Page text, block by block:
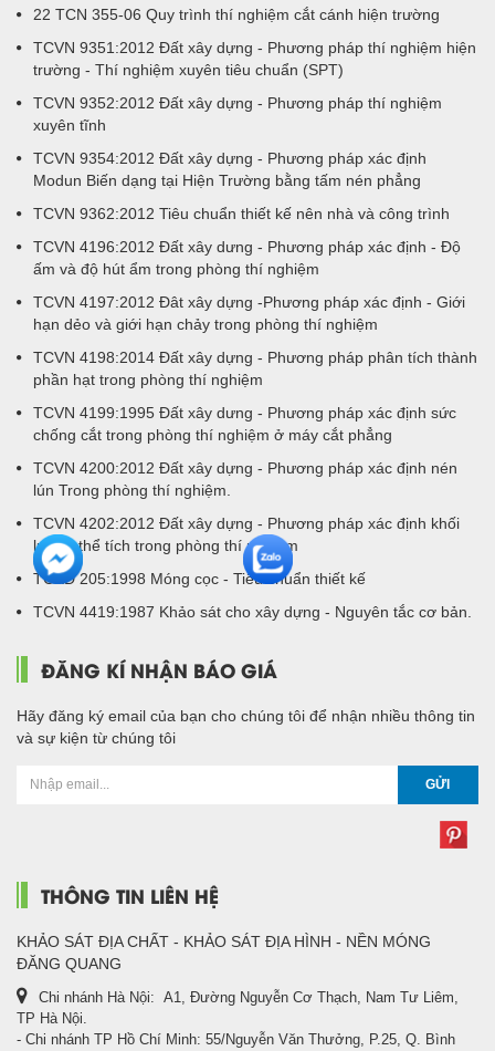
22 TCN 355-06 Quy trình thí nghiệm cắt cánh hiện trường
TCVN 9351:2012 Đất xây dựng - Phương pháp thí nghiệm hiện
trường - Thí nghiệm xuyên tiêu chuẩn (SPT)
TCVN 9352:2012 Đất xây dựng - Phương pháp thí nghiệm
xuyên tĩnh
TCVN 9354:2012 Đất xây dựng - Phương pháp xác định
Modun Biến dạng tại Hiện Trường bằng tấm nén phẳng
TCVN 9362:2012 Tiêu chuẩn thiết kế nên nhà và công trình
TCVN 4196:2012 Đất xây dưng - Phương pháp xác định - Độ
ấm và độ hút ẩm trong phòng thí nghiệm
TCVN 4197:2012 Đât xây dựng -Phương pháp xác định - Giới
hạn dẻo và giới hạn chảy trong phòng thí nghiệm
TCVN 4198:2014 Đất xây dựng - Phương pháp phân tích thành
phần hạt trong phòng thí nghiệm
TCVN 4199:1995 Đất xây dưng - Phương pháp xác định sức
chống cắt trong phòng thí nghiệm ở máy cắt phẳng
TCVN 4200:2012 Đất xây dựng - Phương pháp xác định nén
lún Trong phòng thí nghiệm.
TCVN 4202:2012 Đất xây dựng - Phương pháp xác định khối
lượng thể tích trong phòng thí nghiệm
TCXD 205:1998 Móng cọc - Tiêu chuẩn thiết kế
TCVN 4419:1987 Khảo sát cho xây dựng - Nguyên tắc cơ bản.
ĐĂNG KÍ NHẬN BÁO GIÁ
Hãy đăng ký email của bạn cho chúng tôi để nhận nhiều thông tin
và sự kiện từ chúng tôi
GỬI
THÔNG TIN LIÊN HỆ
KHẢO SÁT ĐỊA CHẤT - KHẢO SÁT ĐỊA HÌNH - NỀN MÓNG
ĐĂNG QUANG
Chi nhánh Hà Nội: A1, Đường Nguyễn Cơ Thạch, Nam Tư Liêm,
TP Hà Nội.
- Chi nhánh TP Hồ Chí Minh: 55/Nguyễn Văn Thưởng, P.25, Q. Bình